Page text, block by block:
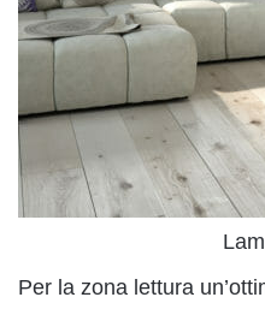
Per la zona lettura